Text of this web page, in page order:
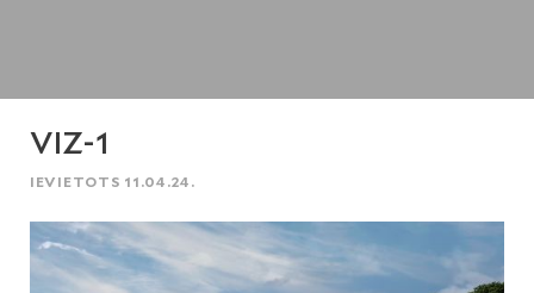
VIZ-1
IEVIETOTS 11.04.24.